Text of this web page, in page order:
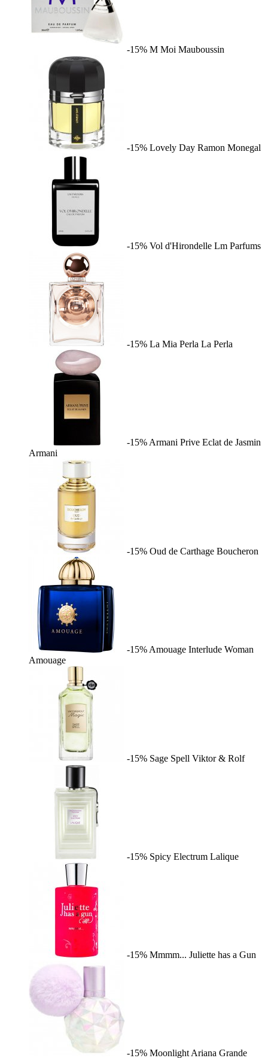
-15% M Moi Mauboussin
-15% Lovely Day Ramon Monegal
-15% Vol d'Hirondelle Lm Parfums
-15% La Mia Perla La Perla
-15% Armani Prive Eclat de Jasmin
Armani
-15% Oud de Carthage Boucheron
-15% Amouage Interlude Woman
Amouage
-15% Sage Spell Viktor & Rolf
-15% Spicy Electrum Lalique
-15% Mmmm... Juliette has a Gun
-15% Moonlight Ariana Grande